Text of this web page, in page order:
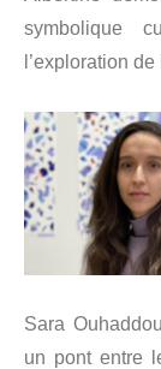
symbolique
l’exploration
Sara
un pont entre